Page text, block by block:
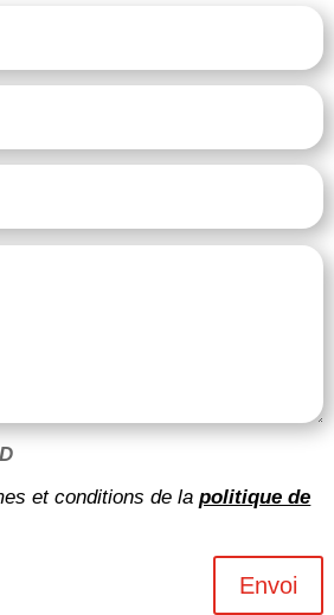
et conditions de lapolitique de
Envoi